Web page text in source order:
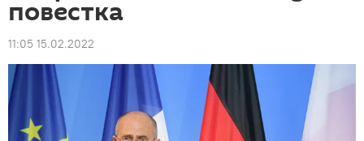
повестка
11:05 15.02.2022